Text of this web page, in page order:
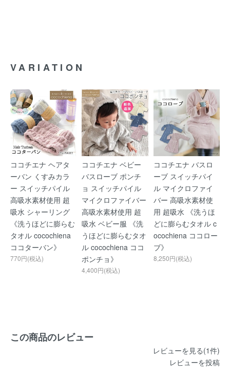
VARIATION
ココチエナ ヘアタ
ーバン くすみカラ
ー スイッチパイル
高吸水素材使用 超
吸水 シャーリング
《洗うほどに膨らむ
タオル cocochiena
ココターバン》
770円(税込)
ココチエナ ベビー
バスローブ ポンチ
ョ スイッチパイル
マイクロファイバー
高吸水素材使用 超
吸水 ベビー服 《洗
うほどに膨らむタオ
ル cocochiena ココ
ポンチョ》
4,400円(税込)
ココチエナ バスロ
ーブ スイッチパイ
ル マイクロファイ
バー 高吸水素材使
用 超吸水 《洗うほ
どに膨らむタオル c
ocochiena ココロー
ブ》
8,250円(税込)
この商品のレビュー
レビューを見る(1件)
レビューを投稿